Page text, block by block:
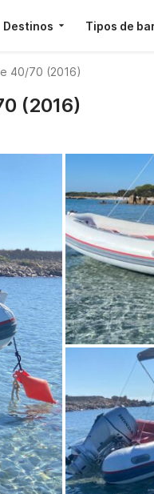
Destinos Tipos de
40/70 (2016)
(2016)